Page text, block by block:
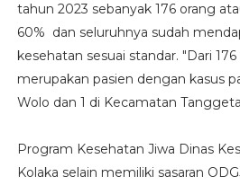
tahun 2023 sebanyak 176 orang
60% dan seluruhnya sudah
kesehatan sesuai standar. "Dari
merupakan pasien dengan kasus
Wolo dan 1 di Kecamatan
Program Kesehatan Jiwa Dinas
Kolaka selain memiliki sasaran